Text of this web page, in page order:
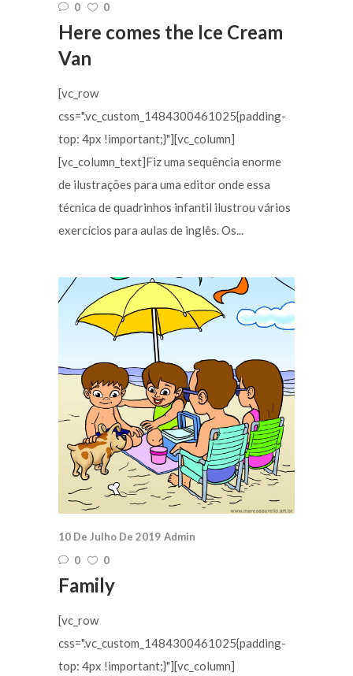
0
0
Here comes the Ice Cream
Van
[vc_row
css=".vc_custom_1484300461025{padding-
top: 4px !important;}"][vc_column]
[vc_column_text]Fiz uma sequência enorme
de ilustrações para uma editor onde essa
técnica de quadrinhos infantil ilustrou vários
exercícios para aulas de inglês. Os...
10 De Julho De 2019 Admin
0
0
Family
[vc_row
css=".vc_custom_1484300461025{padding-
top: 4px !important;}"][vc_column]